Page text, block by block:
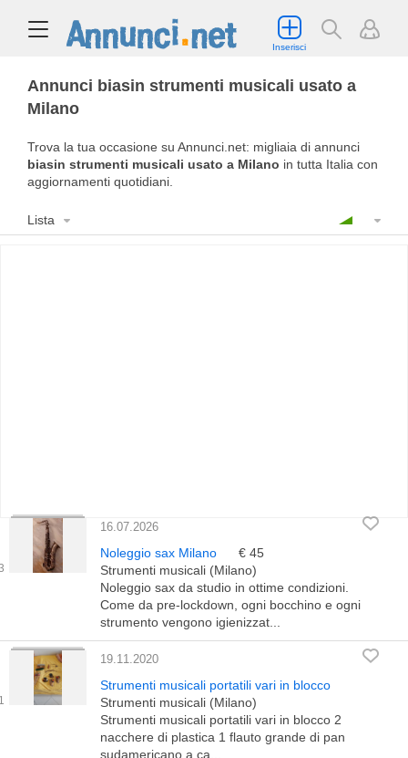
Inserisci
Annunci biasin strumenti musicali usato a
Milano
Trova la tua occasione su Annunci.net: migliaia di annunci
biasin strumenti musicali usato a Milano in tutta Italia con
aggiornamenti quotidiani.
Lista
16.07.2026
Noleggio sax Milano
€ 45
Strumenti musicali (Milano)
Noleggio sax da studio in ottime condizioni.
Come da pre-lockdown, ogni bocchino e ogni
strumento vengono igienizzat...
19.11.2020
Strumenti musicali portatili vari in blocco
Strumenti musicali (Milano)
Strumenti musicali portatili vari in blocco 2
nacchere di plastica 1 flauto grande di pan
sudamericano a ca...